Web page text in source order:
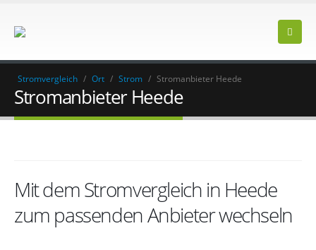
Stromvergleich / Ort / Strom / Stromanbieter Heede
Stromanbieter Heede
Mit dem Stromvergleich in Heede
zum passenden Anbieter wechseln